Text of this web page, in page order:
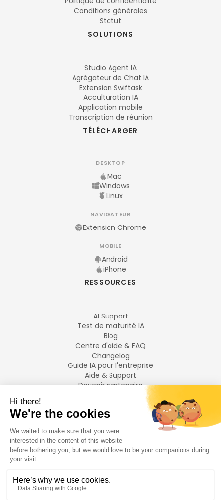
Conditions générales
Statut
SOLUTIONS
Studio Agent IA
Agrégateur de Chat IA
Extension Swiftask
Acculturation IA
Application mobile
Transcription de réunion
TÉLÉCHARGER
DESKTOP
Mac
Windows
Linux
NAVIGATEUR
Extension Chrome
MOBILE
Android
iPhone
RESSOURCES
AI Support
Test de maturité IA
Blog
Centre d'aide & FAQ
Changelog
Guide IA pour l'entreprise
Aide & Support
Devenir partenaire
LANGUES
Français
English